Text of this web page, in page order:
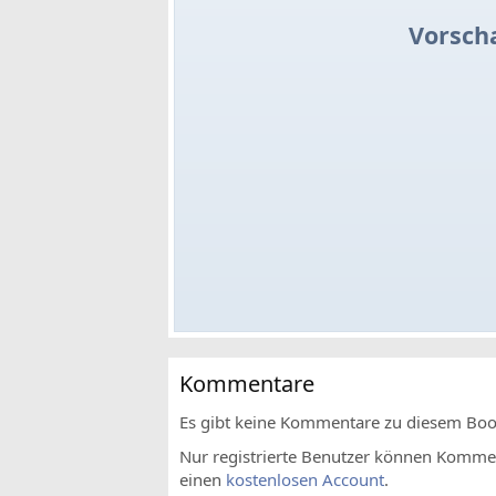
Kommentare
Es gibt keine Kommentare zu diesem
Nur registrierte Benutzer können
einen kostenlosen Account.